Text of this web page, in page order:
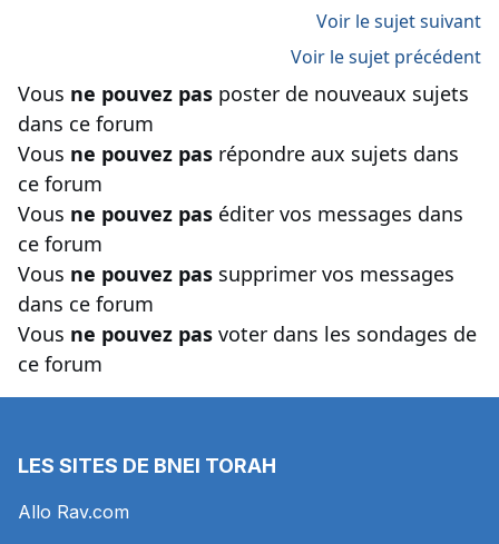
Voir le sujet suivant
Voir le sujet précédent
Vous ne pouvez pas poster de nouveaux sujets
dans ce forum
Vous ne pouvez pas répondre aux sujets dans
ce forum
Vous ne pouvez pas éditer vos messages dans
ce forum
Vous ne pouvez pas supprimer vos messages
dans ce forum
Vous ne pouvez pas voter dans les sondages de
ce forum
LES SITES DE BNEI TORAH
Allo Rav.com